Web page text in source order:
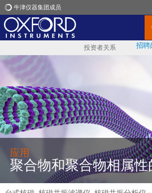
牛津仪器集团成员
产品
新闻
市场活动
联络我们
投资者关系 招聘
应用
聚合物和聚合物相属性